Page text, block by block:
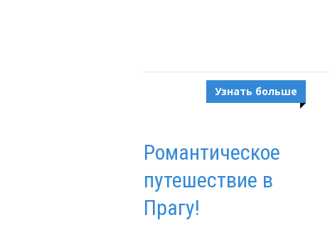
Узнать больше
Романтическое
путешествие в
Прагу!